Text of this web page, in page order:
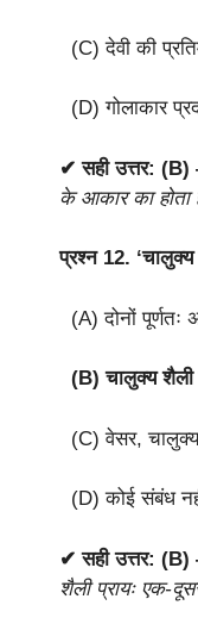
(C) देवी की
(D) गोलाकार
✔ सही उत्तर:
के आकार का होता
प्रश्न 12.
(A) दोनों पूर्णतः
(B) चालुक्य शैली
(C) वेसर,
(D) कोई संबंध
✔ सही उत्तर:
शैली प्रायः एक-